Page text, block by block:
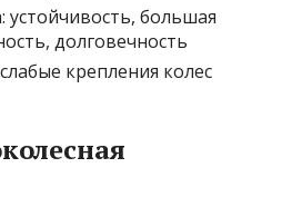
устойчивость, большая
долговечность
крепления колес